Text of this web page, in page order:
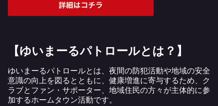
【ゆいまーるパトロールとは？】
ゆいまーるパトロールとは、夜間の防犯活動や地域の安全
意識の向上を図るとともに、健康増進に寄与するため、ク
ラブとファン・サポーター、地域住民の方々が主体的に参
加するホームタウン活動です。